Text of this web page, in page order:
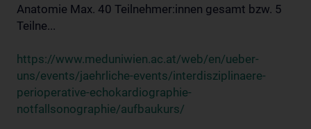
Anatomie Max. 40 Teilnehmer:innen gesamt bzw. 5
Teilne...
https://www.meduniwien.ac.at/web/en/ueber-
uns/events/jaehrliche-events/interdisziplinaere-
perioperative-echokardiographie-
notfallsonographie/aufbaukurs/